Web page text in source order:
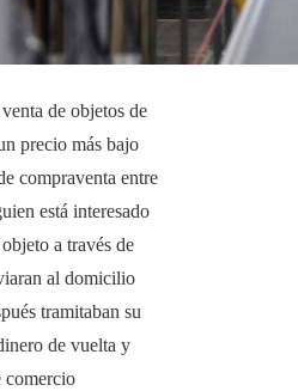
de objetos de
precio más bajo
compraventa entre
está interesado
a través de
al domicilio
tramitaban su
de vuelta y
comercio